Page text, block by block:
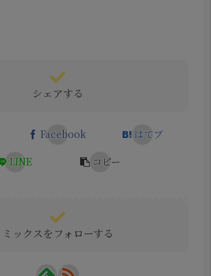
シェアする
Facebook
はてブ
LINE
コピー
ミックスをフォローする